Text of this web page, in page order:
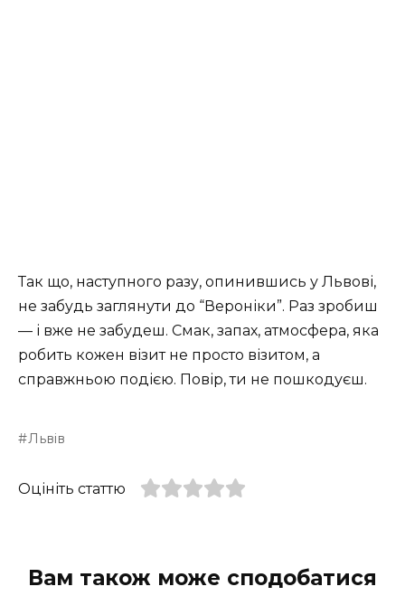
Так що, наступного разу, опинившись у Львові,
не забудь заглянути до “Вероніки”. Раз зробиш
— і вже не забудеш. Смак, запах, атмосфера, яка
робить кожен візит не просто візитом, а
справжньою подією. Повір, ти не пошкодуєш.
Львів
Оцініть статтю
Вам також може сподобатися